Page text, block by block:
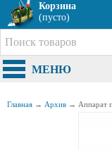
Корзина
(пусто)
МЕНЮ
Главная → Архив → Аппарат